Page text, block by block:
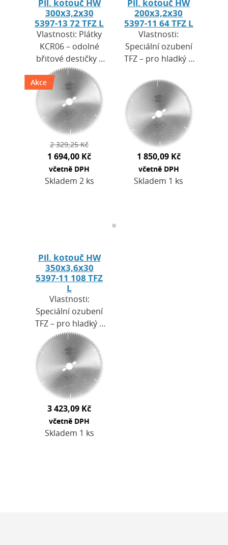
Pil. kotouč HW
300x3,2x30
5397-13 72 TFZ L
Vlastnosti: Plátky
KCR06 – odolné
břitové destičky s
vysokou
životnostíČistý řez
laminovaných
desek bez
poškození…
Akce
2 329,25 Kč
1 694,00 Kč
včetně DPH
Skladem 2 ks
Pil. kotouč HW
200x3,2x30
5397-11 64 TFZ L
Vlastnosti:
Speciální ozubení
TFZ – pro hladký a
štípání
povrchu.Kvalitní
plátky KCR06 –
vysoká odolnost
proti…
1 850,09 Kč
včetně DPH
Skladem 1 ks
Pil. kotouč HW
350x3,6x30
5397-11 108 TFZ
L
Vlastnosti:
Speciální ozubení
TFZ – pro hladký a
přesný řez bez
štípání
povrchu.Kvalitní
plátky KCR06 –
vysoká odolnost
proti…
3 423,09 Kč
včetně DPH
Skladem 1 ks